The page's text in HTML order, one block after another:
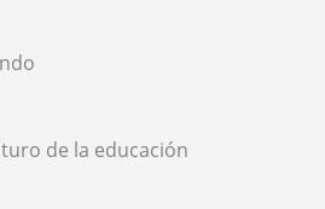
de la educación